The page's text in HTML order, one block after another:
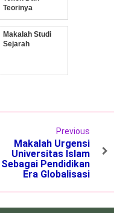
Teorinya
Makalah Studi
Sejarah
Previous
Makalah Urgensi
Universitas Islam
Sebagai Pendidikan
Era Globalisasi